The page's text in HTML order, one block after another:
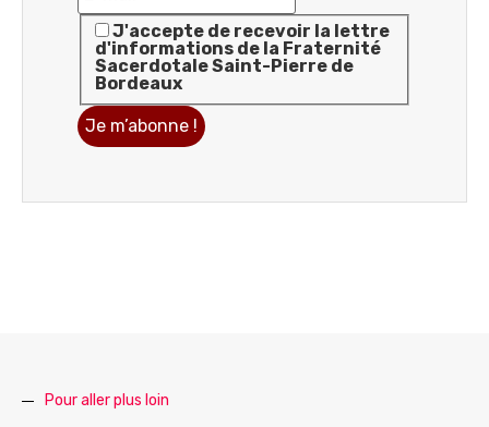
J'accepte de recevoir la lettre
d'informations de la Fraternité
Sacerdotale Saint-Pierre de
Bordeaux
Pour aller plus loin